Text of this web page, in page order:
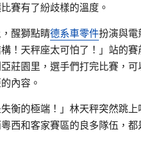
賽有了紛歧樣的溫度。
醒獅點睛德系車零件扮演與電
！天秤座太可怕了！」站的
莊園里，選手們打完比賽，可
內容。
衡的極端！」林天秤突然跳
西和客家賽區的良多隊伍，